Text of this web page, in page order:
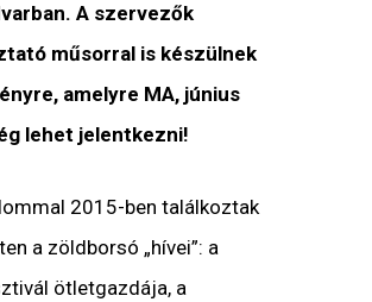
A szervezők
műsorral is készülnek
amelyre MA, június
lehet jelentkezni!
2015-ben találkoztak
a zöldborsó „hívei”: a
ötletgazdája, a